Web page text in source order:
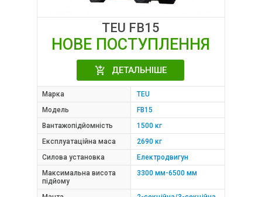
TEU FB15
НОВЕ ПОСТУПЛЕННЯ
ДЕТАЛЬНІШЕ
Марка
TEU
Модель
FB15
Вантажопідйомність
1500 кг
Експлуатаційна маса
2690 кг
Силова установка
Електродвигун
Максимальна висота
підйому
3300 мм-6500 мм